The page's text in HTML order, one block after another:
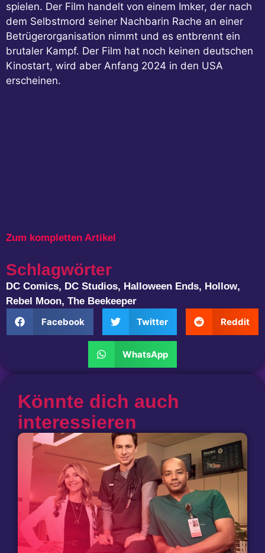
spielen. Der Film handelt von einem Imker, der nach
dem Selbstmord seiner Nachbarin Rache an einer
Betrügerorganisation nimmt und es entbrennt ein
brutaler Kampf. Der Film hat noch keinen deutschen
Kinostart, wird aber Anfang 2024 in den USA
erscheinen.
Zum kompletten Artikel
Schlagwörter
DC Comics, DC Studios, Halloween Ends, Hollow,
Rebel Moon, The Beekeeper
Facebook
Twitter Reddit
WhatsApp
Könnte dich auch
interessieren